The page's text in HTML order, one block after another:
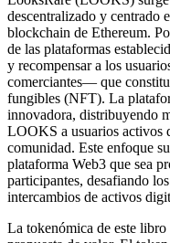
descentralizado y centrado
blockchain de Ethereum.
de las plataformas
y recompensar a los
comerciantes— que
fungibles (NFT). La
innovadora, distribuyendo
LOOKS a usuarios activos
comunidad. Este enfoque
plataforma Web3 que sea
participantes, desafiando
intercambios de activos
La tokenómica de este